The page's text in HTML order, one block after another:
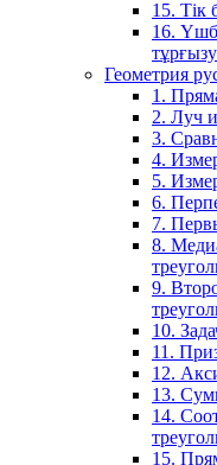
15.
16.
тұрғызу
Геометрия
1.
2. Луч
3.
4.
5.
6.
7.
8.
9.
10.
11.
12.
13.
14.
15.